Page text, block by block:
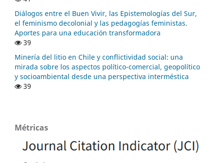
Diálogos entre el Buen Vivir, las Epistemologías del Sur,
el feminismo decolonial y las pedagogías feministas.
Aportes para una educación transformadora
39
Minería del litio en Chile y conflictividad social: una
mirada sobre los aspectos político-comercial, geopolítico
y socioambiental desde una perspectiva interméstica
39
Métricas